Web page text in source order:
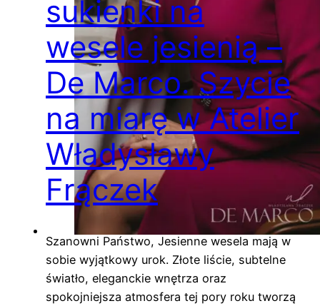
sukienki na
wesele jesienią –
De Marco. Szycie
na miarę w Atelier
Władysławy
Frączek
Szanowni Państwo, Jesienne wesela mają w
sobie wyjątkowy urok. Złote liście, subtelne
światło, eleganckie wnętrza oraz
spokojniejsza atmosfera tej pory roku tworzą